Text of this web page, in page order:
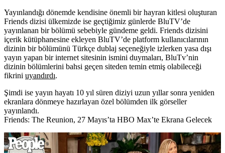
Yayınlandığı dönemde kendisine önemli bir hayran kitlesi oluşturan
Friends dizisi ülkemizde ise geçtiğimiz günlerde BluTV’de
yayınlanan bir bölümü sebebiyle gündeme geldi. Friends dizisini
içerik kütüphanesine ekleyen BluTV’de platform kullanıcılarının
dizinin bir bölümünü Türkçe dublaj seçeneğiyle izlerken yasa dışı
yayın yapan bir internet sitesinin ismini duymaları, BluTv’nin
dizinin bölümlerini bahsi geçen siteden temin etmiş olabileceği
fikrini uyandırdı.
Şimdi ise yayın hayatı 10 yıl süren diziyi uzun yıllar sonra yeniden
ekranlara dönmeye hazırlayan özel bölümden ilk görseller
yayınlandı.
Friends: The Reunion, 27 Mayıs’ta HBO Max’te Ekrana Gelecek